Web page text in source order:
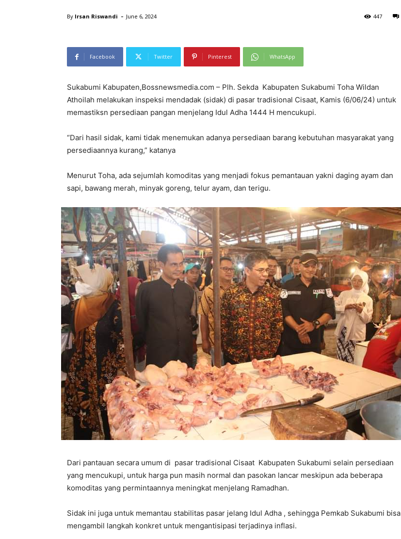
By Irsan Riswandi - June 6, 2024 447
Facebook Twitter Pinterest WhatsApp
Sukabumi Kabupaten,Bossnewsmedia.com – Plh. Sekda Kabupaten Sukabumi Toha Wildan
Athoilah melakukan inspeksi mendadak (sidak) di pasar tradisional Cisaat, Kamis (6/06/24) untuk
memastiksn persediaan pangan menjelang Idul Adha 1444 H mencukupi.
“Dari hasil sidak, kami tidak menemukan adanya persediaan barang kebutuhan masyarakat yang
persediaannya kurang,” katanya
Menurut Toha, ada sejumlah komoditas yang menjadi fokus pemantauan yakni daging ayam dan
sapi, bawang merah, minyak goreng, telur ayam, dan terigu.
Dari pantauan secara umum di pasar tradisional Cisaat Kabupaten Sukabumi selain persediaan
yang mencukupi, untuk harga pun masih normal dan pasokan lancar meskipun ada beberapa
komoditas yang permintaannya meningkat menjelang Ramadhan.
Sidak ini juga untuk memantau stabilitas pasar jelang Idul Adha , sehingga Pemkab Sukabumi bisa
mengambil langkah konkret untuk mengantisipasi terjadinya inflasi.